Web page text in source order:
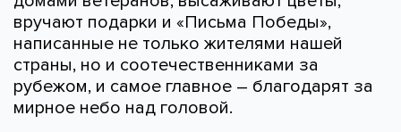
вручают подарки и «Письма Победы»,
написанные не только жителями нашей
страны, но и соотечественниками за
рубежом, и самое главное – благодарят за
мирное небо над головой.